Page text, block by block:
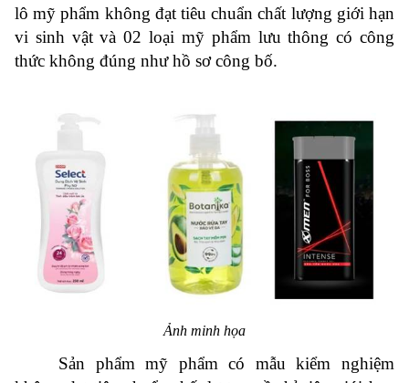
lô mỹ phẩm không đạt tiêu chuẩn chất lượng giới hạn
vi sinh vật và 02 loại mỹ phẩm lưu thông có công
thức không đúng như hồ sơ công bố.
Ảnh minh họa
Sản phẩm mỹ phẩm có mẫu kiểm nghiệm